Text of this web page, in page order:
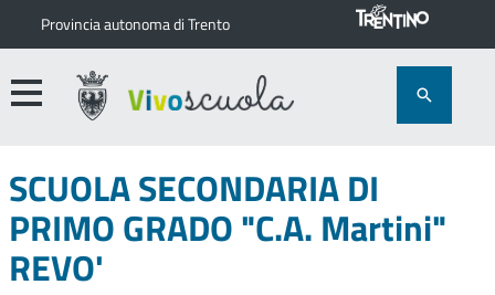
Provincia autonoma di Trento
SCUOLA SECONDARIA DI
PRIMO GRADO "C.A. Martini"
REVO'